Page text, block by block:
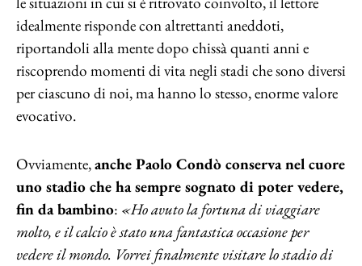
idealmente risponde con altrettanti aneddoti,
riportandoli alla mente dopo chissà quanti anni e
riscoprendo momenti di vita negli stadi che sono diversi
per ciascuno di noi, ma hanno lo stesso, enorme valore
evocativo.
Ovviamente,anche Paolo Condò conserva nel cuore
uno stadio che ha sempre sognato di poter vedere,
fin da bambino: «Ho avuto la fortuna di viaggiare
molto, e il calcio è stato una fantastica occasione per
vedere il mondo. Vorrei finalmente visitare lo stadio di